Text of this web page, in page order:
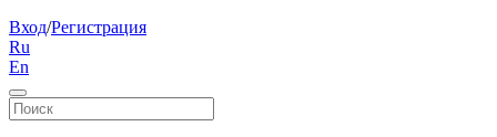
Вход/Регистрация
Ru
En